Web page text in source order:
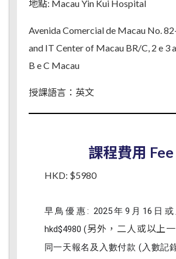
地點: Macau Yin Kui Hospital
Avenida Comercial de Macau No.
and IT Center of Macau BR/C, 2 e 3
B e C Macau
授課語言：英文
課程費用 Fee
HKD: $5980
早鳥優惠: 2025年9月16日或
hkd$4980 (另外，二人或以上一
同一天報名及入數付款 (入數記